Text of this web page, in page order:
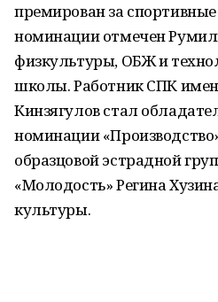
премирован за спортивные
номинации отмечен
физкультуры, ОБЖ и
школы. Работник СПК
Кинзягулов стал
номинации
образцовой эстрадной
«Молодость» Регина
культуры.